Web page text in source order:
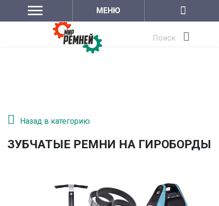
МЕНЮ
Поиск
Назад в категорию
ЗУБЧАТЫЕ РЕМНИ НА ГИРОБОРДЫ